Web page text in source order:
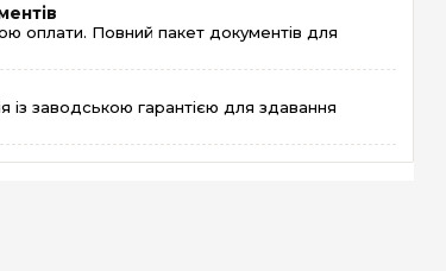
оплати. Повний пакет документів для
із заводською гарантією для здавання